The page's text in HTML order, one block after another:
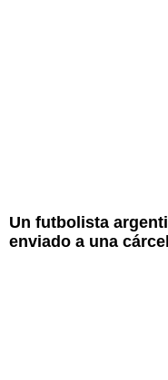
Un futbolista
enviado a una